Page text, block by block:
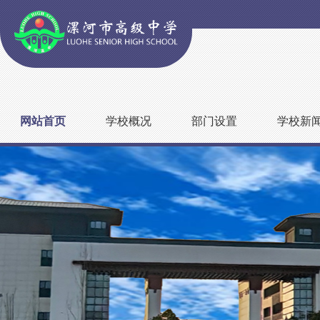
网站首页 学校概况 部门设置 学校新